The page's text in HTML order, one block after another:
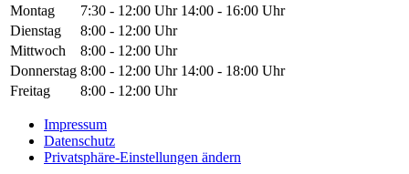
Montag
7:30 - 12:00 Uhr 14:00 - 16:00 Uhr
Dienstag
8:00 - 12:00 Uhr
Mittwoch
8:00 - 12:00 Uhr
Donnerstag 8:00 - 12:00 Uhr 14:00 - 18:00 Uhr
Freitag
8:00 - 12:00 Uhr
Impressum
Datenschutz
Privatsphäre-Einstellungen ändern